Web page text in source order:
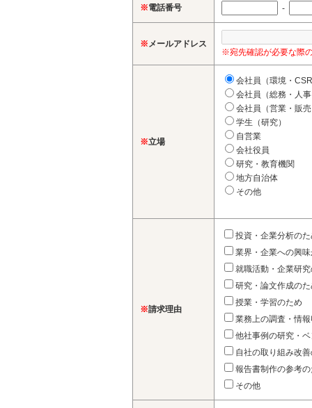
※電話番号 -
※ メールアドレス
※宛先確認が必要な際
※立場
会社員（環境・
会社員（総務・人
会社員（営業・販
学生（研究）
自営業
会社役員
研究・教育機関
地方自治体
その他
※請求理由
投資・企業分析の
業界・企業への興
就職活動・企業研
研究・論文作成の
授業・学習のため
業務上の調査・情
他社事例の研究・
自社の取り組み改
報告書制作の参考
その他